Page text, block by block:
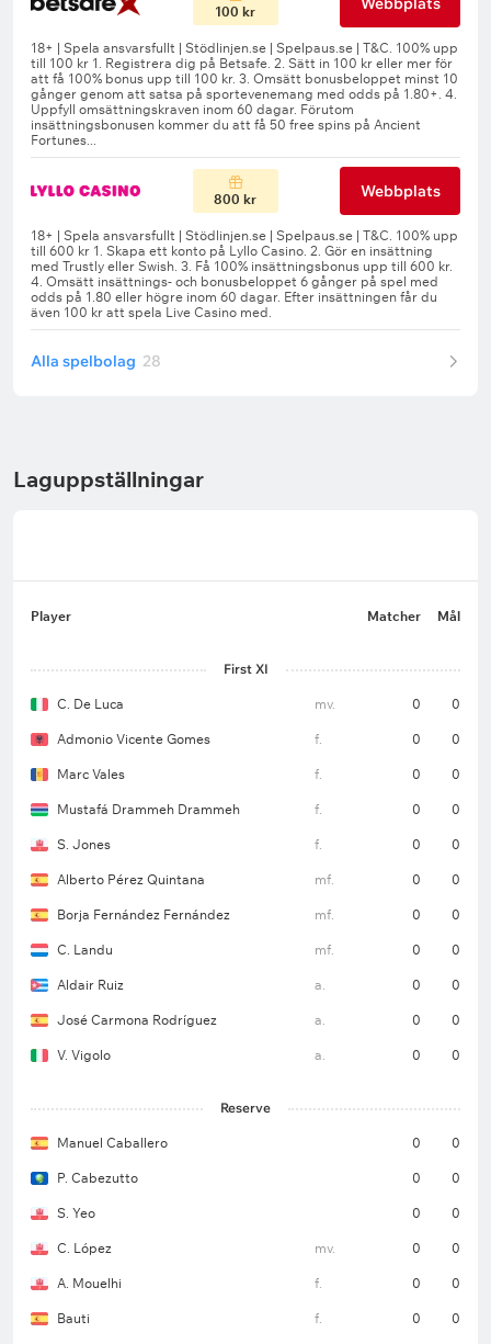
100 kr
800 kr Webbplats
Alla spelbolag 28
Laguppställningar
Player Matcher Mål
First XI
C. De Luca mv. 0 0
Admonio Vicente Gomes f. 0 0
Marc Vales f. 0 0
Mustafá Drammeh Drammeh f. 0 0
S. Jones f. 0 0
Alberto Pérez Quintana mf. 0 0
Borja Fernández Fernández mf. 0 0
C. Landu mf. 0 0
Aldair Ruiz a. 0 0
José Carmona Rodríguez a. 0 0
V. Vigolo a. 0 0
Reserve
Manuel Caballero 0 0
P. Cabezutto 0 0
S. Yeo 0 0
C. López mv. 0 0
A. Mouelhi f. 0 0
Bauti f. 0 0